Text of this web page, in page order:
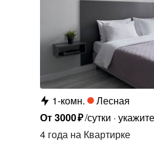
1-комн.
Лесная
От3000₽/сутки
4 годана Квартирке